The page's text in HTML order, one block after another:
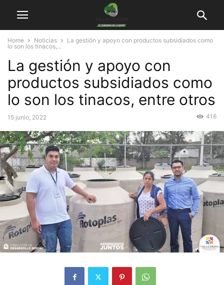
Home Noticias
La gestión y apoyo con productos subsidiados como
lo son los tinacos,...
La gestión y apoyo con
productos subsidiados como
lo son los tinacos, entre otros
15 junio, 2022 416